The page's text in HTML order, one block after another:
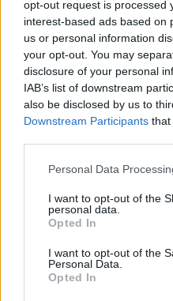
opt-out request is processed
interest-based ads based on
us or personal information
your opt-out. You may
disclosure of your personal
IAB’s list of downstream
also be disclosed by us to
Downstream Participants that
Personal Data
I want to opt-out of the
personal data.
Opted In
I want to opt-out of the
Personal Data.
Opted In
perigos, identificar pontos
arribada. Consultar cartas
navegar, bem como os
para possíveis alterações.
ventos e correntes
piloto. Efetuar um
estudando as previsões
para a obtenção de
viagem. Este planeamento
ferramentas de
disponíveis através de
onde é possível,
planear e definir a rota que